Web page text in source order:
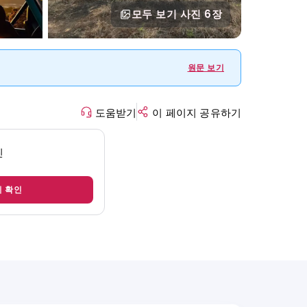
모두 보기 사진 6장
원문 보기
도움받기 이 페이지 공유하기
확인